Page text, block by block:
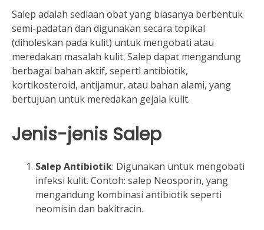
Salep adalah sediaan obat yang biasanya berbentuk
semi-padatan dan digunakan secara topikal
(diholeskan pada kulit) untuk mengobati atau
meredakan masalah kulit. Salep dapat mengandung
berbagai bahan aktif, seperti antibiotik,
kortikosteroid, antijamur, atau bahan alami, yang
bertujuan untuk meredakan gejala kulit.
Jenis-jenis Salep
Salep Antibiotik: Digunakan untuk mengobati
infeksi kulit. Contoh: salep Neosporin, yang
mengandung kombinasi antibiotik seperti
neomisin dan bakitracin.